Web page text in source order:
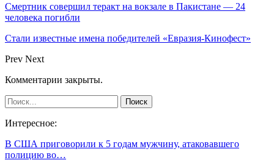
Смертник совершил теракт на вокзале в Пакистане — 24
человека погибли
Стали известные имена победителей «Евразия-Кинофест»
Prev Next
Комментарии закрыты.
Интересное:
В США приговорили к 5 годам мужчину, атаковавшего
полицию во…